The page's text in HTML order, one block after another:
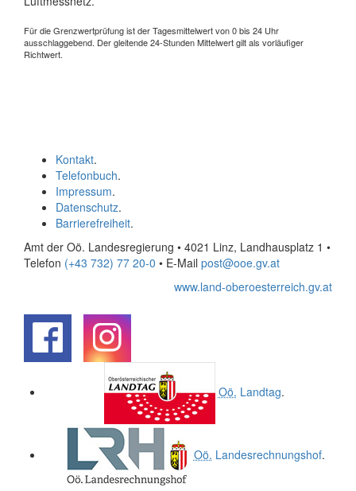
Für die Grenzwertprüfung ist der Tagesmittelwert von 0 bis 24 Uhr
ausschlaggebend. Der gleitende 24-Stunden Mittelwert gilt als vorläufiger
Richtwert.
Kontakt.
Telefonbuch.
Impressum.
Datenschutz.
Barrierefreiheit.
Amt der Oö. Landesregierung • 4021 Linz, Landhausplatz 1 •
Telefon (+43 732) 77 20-0 • E-Mail post@ooe.gv.at
www.land-oberoesterreich.gv.at
Oö. Landtag.
Oö. Landesrechnungshof.